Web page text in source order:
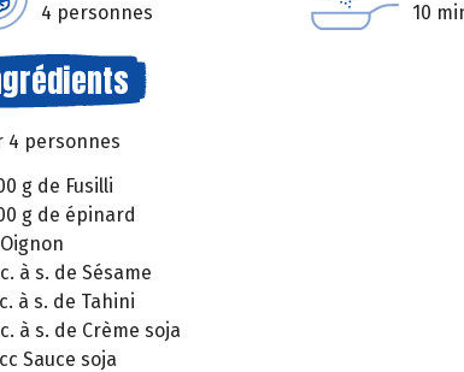
4 personnes 10
4 personnes
g de Fusilli
g de épinard
à s. de Sésame
à s. de Tahini
à s. de Crème soja
Sauce soja